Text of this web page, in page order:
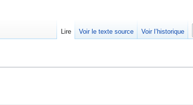
Lire Voir le texte source Voir l’historique